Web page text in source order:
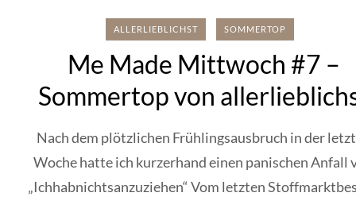
ALLERLIEBLICHST SOMMERTOP
Me Made Mittwoch #7 –
Sommertop von
Nach dem plötzlichen Frühlingsausbruch in der
Woche hatte ich kurzerhand einen panischen Anfall
„Ichhabnichtsanzuziehen“ Vom letzten